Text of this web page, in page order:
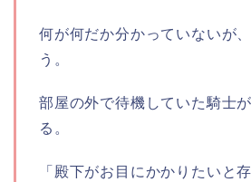
何が何だか分かっていないが
う。
部屋の外で待機していた騎士
る。
「殿下がお目にかかりたいと